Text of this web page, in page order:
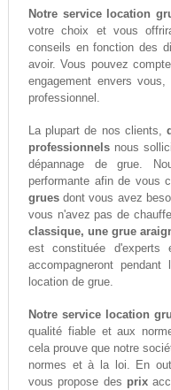
Notre service location
votre choix et vous
conseils en fonction des
avoir. Vous pouvez
engagement envers
professionnel.
La plupart de nos clients,
professionnelsnous
dépannage de grue.
performante afin de vous
gruesdont vous avez
vous n'avez pas de
classique, une grue
est constituée d'experts
accompagneront
location de grue.
Notre service location
qualité fiable et aux
cela prouve que notre
normes et à la loi. En
vous propose des prix